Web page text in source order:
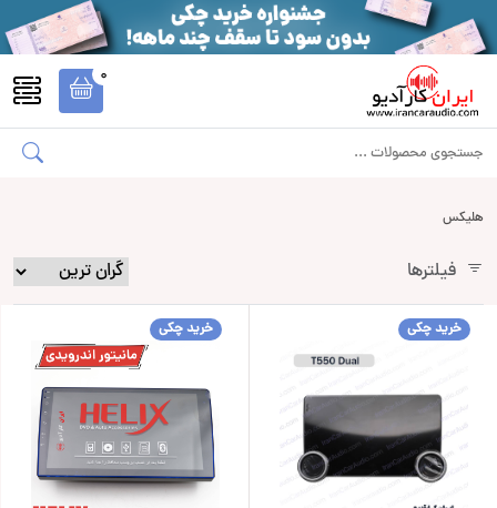
0
هلیکس
فیلترها
خرید چکی خرید چکی